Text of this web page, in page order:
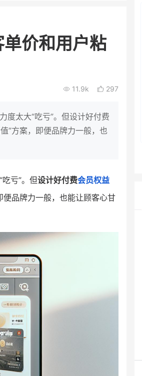
价和用户粘
11.9k 297
度太大“吃亏”。但设计好付费
”方案，即便品牌力一般，也
亏”。但设计好付费会员权益
便品牌力一般，也能让顾客心甘
30 万
2000
IT精英回乡种地，撬动2000万生
查看详情